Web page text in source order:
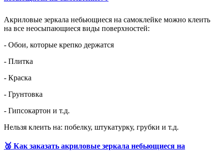
Акриловые зеркала небьющиеся на самоклейке можно клеить
на все неосыпающиеся виды поверхностей:
- Обои, которые крепко держатся
- Плитка
- Краска
- Грунтовка
- Гипсокартон и т.д.
Нельзя клеить на: побелку, штукатурку, грубки и т.д.
🥉 Как заказать акриловые зеркала небьющиеся на